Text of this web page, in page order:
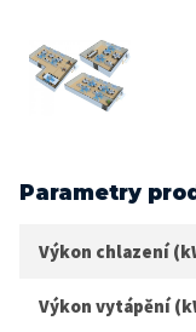
Parametry
Výkon chlazení
Výkon vytápění